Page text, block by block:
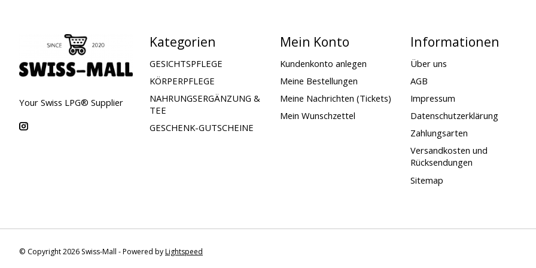
Your Swiss LPG® Supplier
Kategorien
GESICHTSPFLEGE
KÖRPERPFLEGE
NAHRUNGSERGÄNZUNG &
TEE
GESCHENK-GUTSCHEINE
Mein Konto
Kundenkonto anlegen
Meine Bestellungen
Meine Nachrichten (Tickets)
Mein Wunschzettel
Informationen
Über uns
AGB
Impressum
Datenschutzerklärung
Zahlungsarten
Versandkosten und
Rücksendungen
Sitemap
© Copyright 2026 Swiss-Mall - Powered byLightspeed